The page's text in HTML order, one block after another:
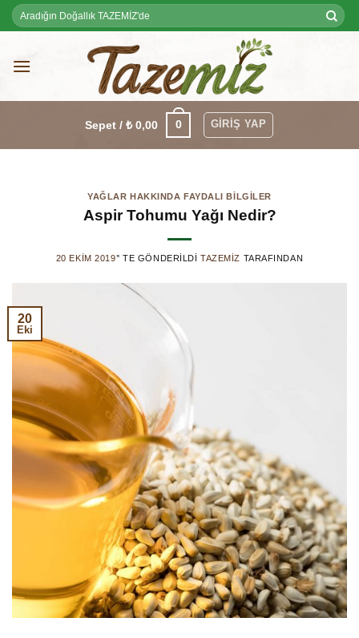
Skip
to
Ara:
Sepet / ₺0,00 0 GIRIŞ YAP
YAĞLAR HAKKINDA FAYDALI BILGILER
Aspir Tohumu Yağı Nedir?
20 EKIM 2019’' TE GÖNDERILDI TAZEMIZ TARAFINDAN
20
Eki